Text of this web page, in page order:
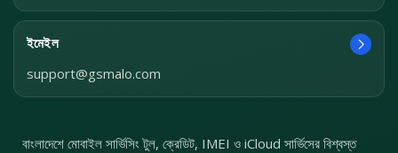
ইমেইল
support@gsmalo.com
বাংলাদেশে মোবাইল সার্ভিসিং টুল, ক্রেডিট, IMEI ও iCloud সার্ভিসের বিশ্বস্ত